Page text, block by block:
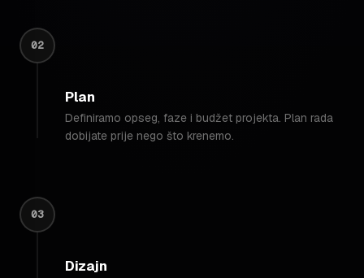
02
Plan
Definiramo opseg, faze i budžet projekta. Plan rada
dobijate prije nego što krenemo.
03
Dizajn